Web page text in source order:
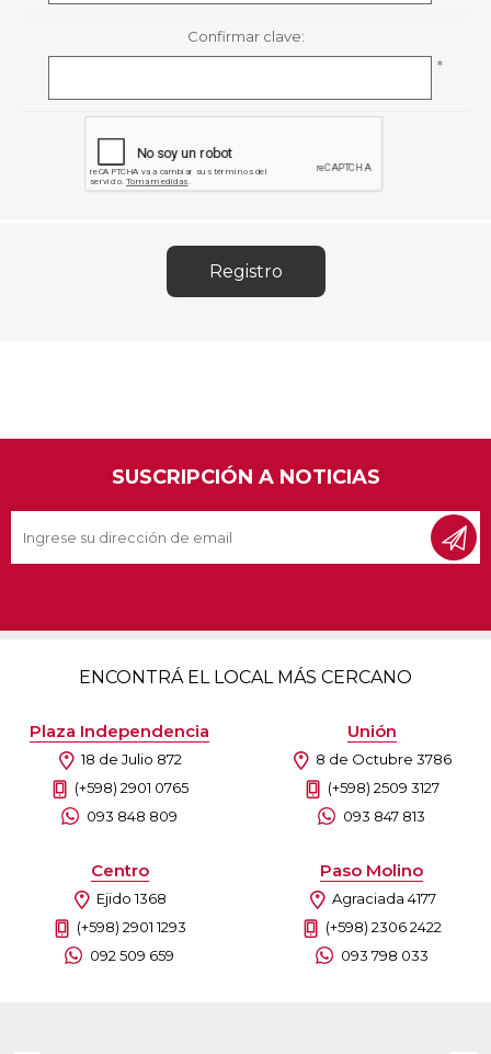
Confirmar clave:
*
SUSCRIPCIÓN A NOTICIAS
ENCONTRÁ EL LOCAL MÁS CERCANO
Plaza Independencia
18 de Julio 872
(+598) 2901 0765
093 848 809
Unión
8 de Octubre 3786
(+598) 2509 3127
093 847 813
Centro
Ejido 1368
(+598) 2901 1293
092 509 659
Paso Molino
Agraciada 4177
(+598) 2306 2422
093 798 033